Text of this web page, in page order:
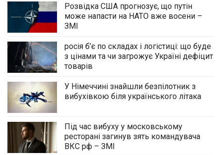
Розвідка США прогнозує, що путін
може напасти на НАТО вже восени –
ЗМІ
росія б’є по складах і логістиці: що буде
з цінами та чи загрожує Україні дефіцит
товарів
У Німеччині знайшли безпілотник з
вибухівкою біля українського літака
Під час вибуху у московському
ресторані загинув зять командувача
ВКС рф – ЗМІ